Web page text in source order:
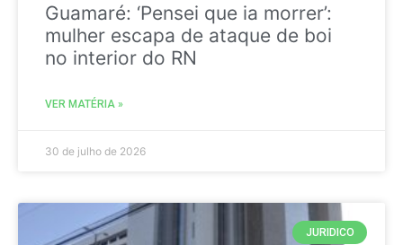
Guamaré: ‘Pensei que ia morrer’:
mulher escapa de ataque de boi
no interior do RN
VER MATÉRIA »
30 de julho de 2026
JURIDICO